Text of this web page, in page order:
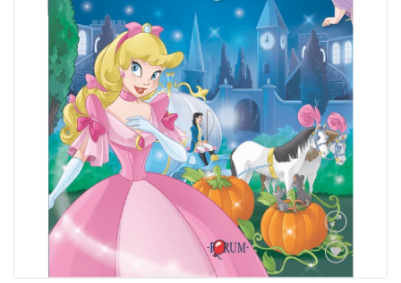
NARUČI
UDŽBENIKE!
BLOG
KONTAKT
POSEBNA
PONUDA